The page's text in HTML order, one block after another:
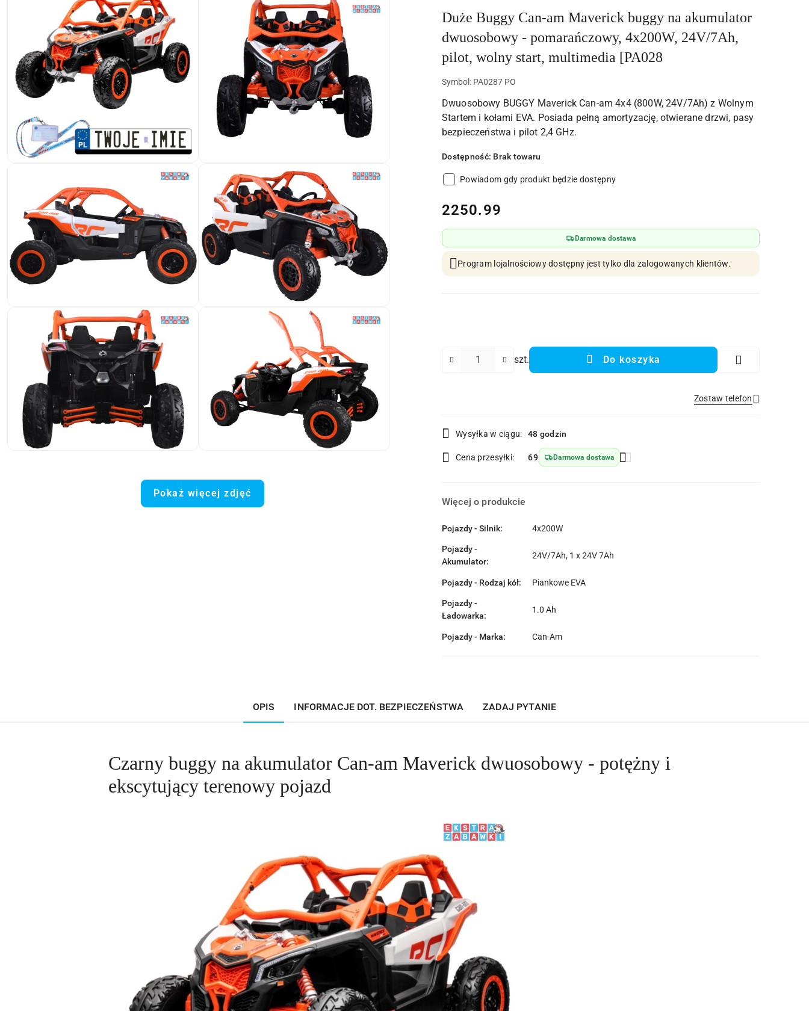
Pokaż więcej zdjęć
Duże Buggy Can-am Maverick buggy na akumulator
dwuosobowy - pomarańczowy, 4x200W, 24V/7Ah,
pilot, wolny start, multimedia [PA028
Symbol: PA0287 PO
Dwuosobowy BUGGY Maverick Can-am 4x4 (800W, 24V/7Ah) z Wolnym
Startem i kołami EVA. Posiada pełną amortyzację, otwierane drzwi, pasy
bezpieczeństwa i pilot 2,4 GHz.
Dostępność: Brak towaru
Powiadom gdy produkt będzie dostępny
cena:
2250.99
Darmowa dostawa
Program lojalnościowy dostępny jest tylko dla zalogowanych klientów.
szt. Do koszyka
Zostaw telefon
Dostępność
i
dostawa
Wysyłka w ciągu: 48 godzin
Cena przesyłki: 69 Darmowa dostawa
Więcej o produkcie
Pojazdy - Silnik: 4x200W
Pojazdy -
Akumulator:
24V/7Ah, 1 x 24V 7Ah
Pojazdy - Rodzaj kół: Piankowe EVA
Pojazdy -
Ładowarka:
1.0 Ah
Pojazdy - Marka: Can-Am
OPIS INFORMACJE DOT. BEZPIECZEŃSTWA ZADAJ PYTANIE
Czarny buggy na akumulator Can-am Maverick dwuosobowy - potężny i
ekscytujący terenowy pojazd